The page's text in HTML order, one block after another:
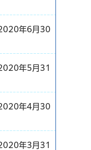
年6月30
年5月31
年4月30
年3月31